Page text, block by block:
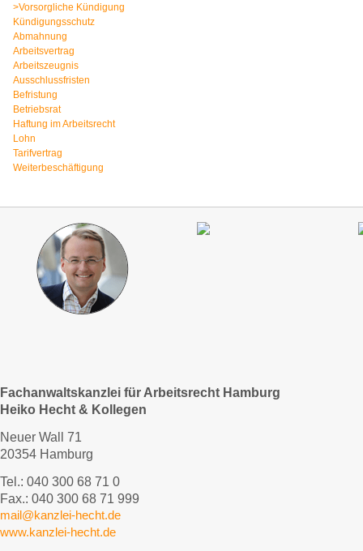
>Vorsorgliche Kündigung
Kündigungsschutz
Abmahnung
Arbeitsvertrag
Arbeitszeugnis
Ausschlussfristen
Befristung
Betriebsrat
Haftung im Arbeitsrecht
Lohn
Tarifvertrag
Weiterbeschäftigung
Fachanwaltskanzlei für Arbeitsrecht Hamburg
Heiko Hecht & Kollegen
Neuer Wall 71
20354 Hamburg
Tel.: 040 300 68 71 0
Fax.: 040 300 68 71 999
mail@kanzlei-hecht.de
www.kanzlei-hecht.de